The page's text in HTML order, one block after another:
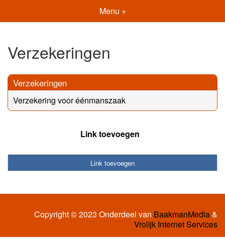
Menu +
Verzekeringen
Verzekeringen
Verzekering voor éénmanszaak
Link toevoegen
Link toevoegen
Copyright © 2023 Onderdeel van BaakmanMedia&
Vrolijk Internet Services